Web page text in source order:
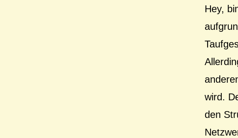
Hey,
wird.
den